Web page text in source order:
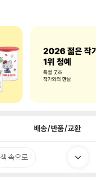
배송/반품/교환
책 속으로